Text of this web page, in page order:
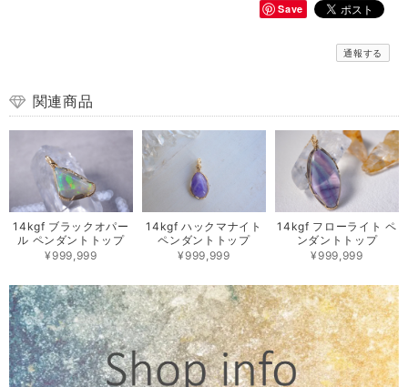
Save
通報する
関連商品
14kgf ブラックオパー
ル ペンダントトップ
¥999,999
14kgf ハックマナイト
ペンダントトップ
¥999,999
14kgf フローライト ペ
ンダントトップ
¥999,999